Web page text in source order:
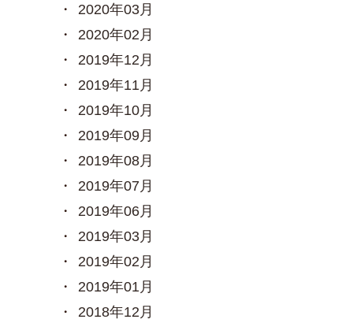
2020年03月
2020年02月
2019年12月
2019年11月
2019年10月
2019年09月
2019年08月
2019年07月
2019年06月
2019年03月
2019年02月
2019年01月
2018年12月